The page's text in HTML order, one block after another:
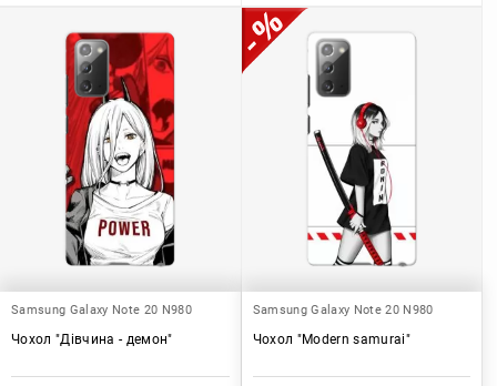
Samsung Galaxy Note 20 N980
Чохол "Дівчина - демон"
Samsung Galaxy Note 20 N980
Чохол "Modern samurai"